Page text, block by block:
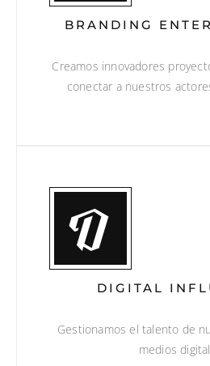
BRANDING
Creamos innovadores
conectar a nuestros
DIGITAL
Gestionamos el talento de
medios